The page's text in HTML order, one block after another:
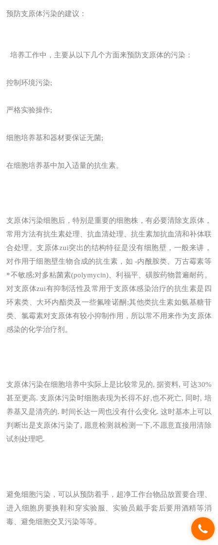
预防支原体污染的建议：
培养工作中，主要从以下几个方面来预防支原体的污染：
控制环境污染;
严格实验操作;
细胞培养基和器材要保证无菌;
在细胞培养基中加入适量的抗生素。
支原体污染细胞后，特别是重要的细胞株，有必要清除支原体，
常用方法有抗生素处理、抗血清处理、抗生素加抗血清和补体联
合处理。支原体zui突出的结构特征是没有细胞壁，一般来讲，
对作用于细胞壁生物合成的抗生素，如 -内酰胺类、万古霉素等
*不敏感;对多粘菌素(polymycin)、利福平、磺胺药物普遍耐药。
对支原体zui有抑制活性及常用于支原体感染治疗的抗生素是四
环素类、大环内酯类及一些氟喹诺酮;其他类抗生素如氨基糖苷
类、氯霉素对支原体有较小抑制作用，所以常不用来作为支原体
感染的化学治疗剂。
支原体污染在细胞培养中实际上是比较常见的, 据资料, 可达30%
甚至更高. 支原体污染时细胞表现为长得不好,也不死亡, 同时, 培
养基又是清亮的. 时间长达一周也没有什么变化. 这时基本上可以
判断出是支原体污染了, 愿意检测就检测一下,不愿意直接用清除
试剂处理吧.
避免细胞污染，可以从预防着手，超净工作台物品放置要合理、
进入细胞房要换鞋和穿实验服、实验员戴手套后要用酒精等消
毒、避免细胞交叉污染等等。